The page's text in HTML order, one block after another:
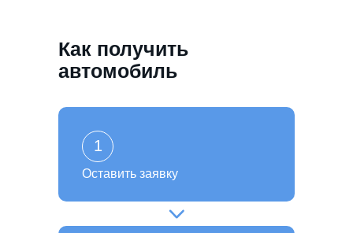
Как получить
автомобиль
Оставить заявку
1